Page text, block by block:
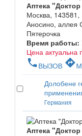
Аптека
Москва, 143581,
Аносино, аллея
Пятерочка
Время работы:
Цена актуальна
phone ВЫЗОВ directions
Долобене
Германия
Аптека